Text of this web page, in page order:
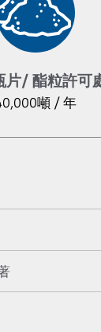
片/ 酯粒許可
噸 / 年